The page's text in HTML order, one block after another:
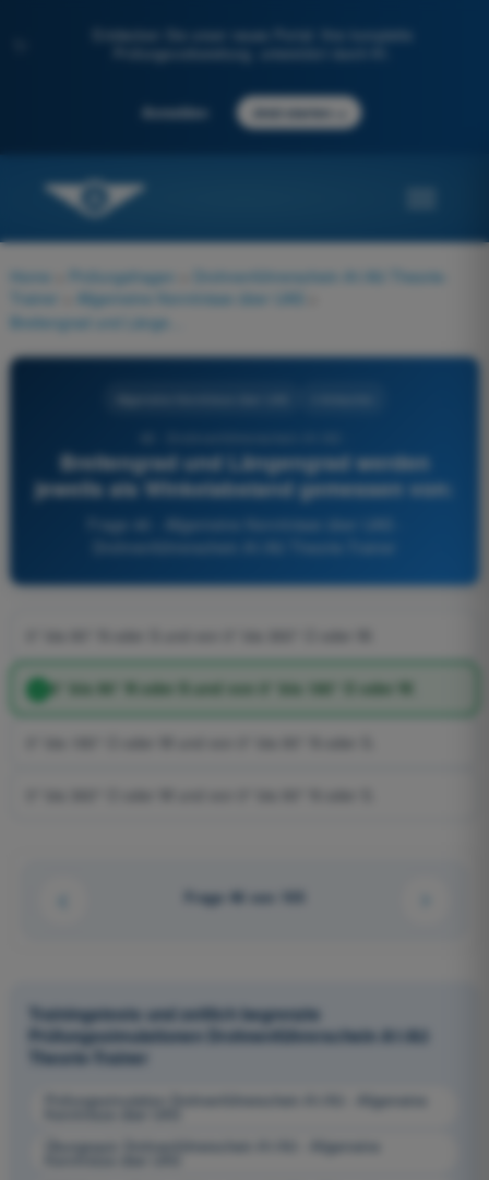
Entdecken Sie unser neues Portal: Ihre komplette
Prüfungsvorbereitung, unterstützt durch KI.
Anmelden Jetzt starten
Home Prüfungsfragen
Drohnenführerschein A1/A3 Theorie-
Trainer
Allgemeine Kenntnisse über UAS
Breitengrad und Längengrad werden
jeweils als Winkelabstand gemessen von:
Frage 46 - Allgemeine Kenntnisse über UAS -
0° bis 90° N oder S und von 0° bis 180° O oder W.
Frage 46 von 105
Trainingstests und zeitlich begrenzte
Prüfungssimulationen Drohnenführerschein A1/A3
Theorie-Trainer
Prüfungssimulation Drohnenführerschein A1/A3 - Allgemeine
Übungsquiz Drohnenführerschein A1/A3 - Allgemeine